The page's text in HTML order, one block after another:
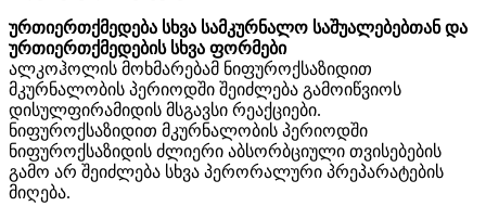
ურთიერთქმედება სხვა სამკურნალო საშუალებებთან და
ურთიერთქმედების სხვა ფორმები
ალკოჰოლის მოხმარებამ ნიფუროქსაზიდით
მკურნალობის პერიოდში შეიძლება გამოიწვიოს
დისულფირამიდის მსგავსი რეაქციები.
ნიფუროქსაზიდით მკურნალობის პერიოდში
ნიფუროქსაზიდის ძლიერი აბსორბციული თვისებების
გამო არ შეიძლება სხვა პერორალური პრეპარატების
მიღება.